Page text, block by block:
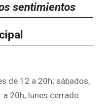
sentimientos
de 12 a 20h; sábados,
20h; lunes cerrado.